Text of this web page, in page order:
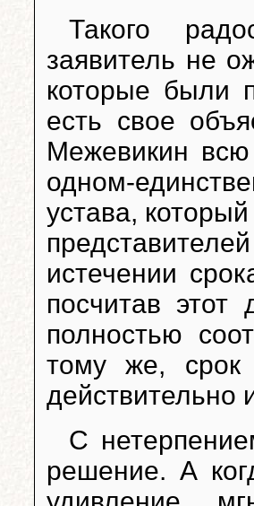
Такого
заявитель не
которые были
есть свое
Межевикин
одном-
устава,
истечении
посчитав
полностью
тому же, срок
действительно
С
решение. А